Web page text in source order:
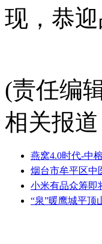
现，恭迎
(责任编
相关报道
燕窝4.0时代-中
烟台市牟平区中
小米有品众筹即
“泉”暖鹰城平顶